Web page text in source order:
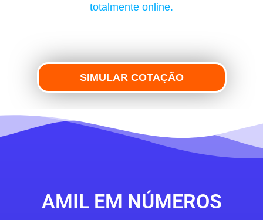
totalmente online.
SIMULAR COTAÇÃO
AMIL EM NÚMEROS